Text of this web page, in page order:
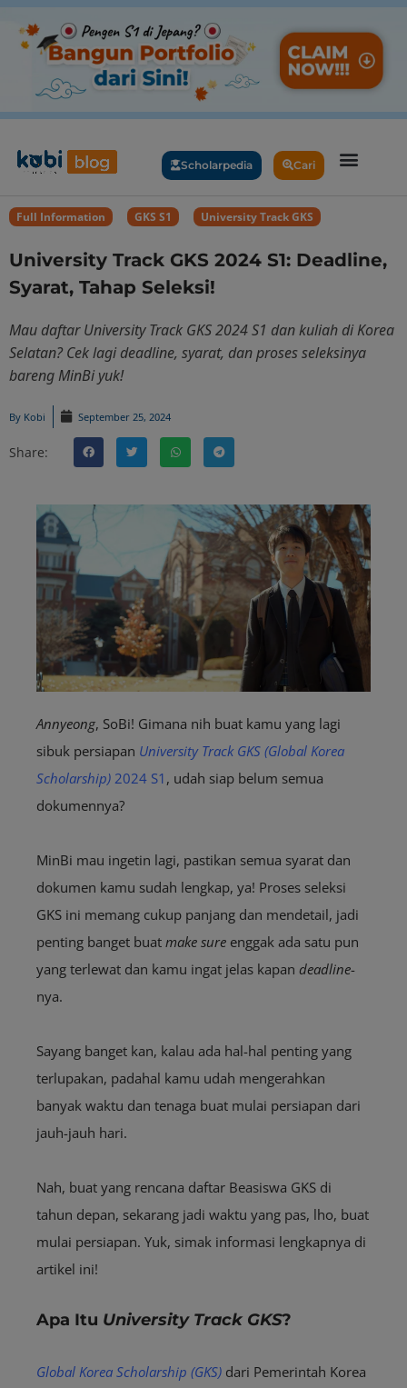
Scholarpedia Cari
Full Information GKS S1 University Track GKS
University Track GKS 2024 S1: Deadline,
Syarat, Tahap Seleksi!
Mau daftar University Track GKS 2024 S1 dan kuliah di Korea
Selatan? Cek lagi deadline, syarat, dan proses seleksinya
bareng MinBi yuk!
By Kobi September 25, 2024
Share:
Annyeong, SoBi! Gimana nih buat kamu yang lagi
sibuk persiapan University Track GKS (Global Korea
Scholarship) 2024 S1 , udah siap belum semua
dokumennya?
MinBi mau ingetin lagi, pastikan semua syarat dan
dokumen kamu sudah lengkap, ya! Proses seleksi
GKS ini memang cukup panjang dan mendetail, jadi
penting banget buat make sure enggak ada satu pun
yang terlewat dan kamu ingat jelas kapan deadline-
nya.
Sayang banget kan, kalau ada hal-hal penting yang
terlupakan, padahal kamu udah mengerahkan
banyak waktu dan tenaga buat mulai persiapan dari
jauh-jauh hari.
Nah, buat yang rencana daftar Beasiswa GKS di
tahun depan, sekarang jadi waktu yang pas, lho, buat
mulai persiapan. Yuk, simak informasi lengkapnya di
artikel ini!
Apa Itu University Track GKS?
Global Korea Scholarship (GKS) dari Pemerintah Korea